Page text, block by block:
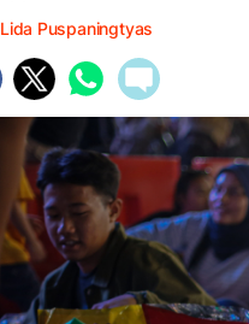
Lida Puspaningtyas